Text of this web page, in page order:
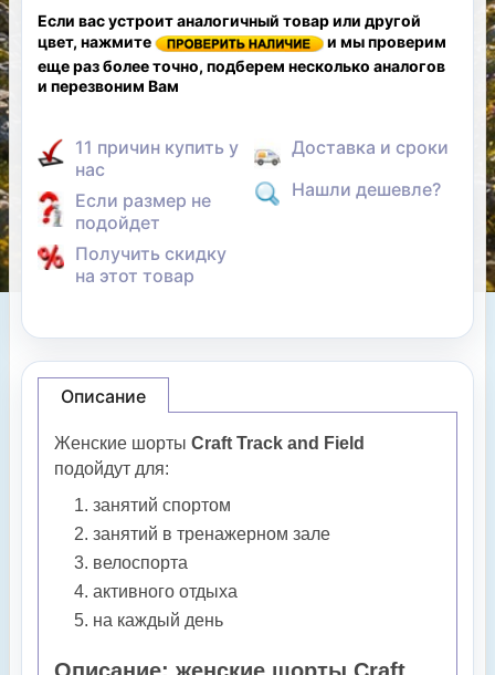
Если вас устроит аналогичный товар или другой
цвет, нажмите
и мы проверим
еще раз более точно, подберем несколько аналогов
и перезвоним Вам
11 причин купить у
нас
Если размер не
подойдет
Получить скидку
на этот товар
Доставка и сроки
Нашли дешевле?
Описание
Женские шорты Craft Track and Field
подойдут для:
занятий спортом
занятий в тренажерном зале
велоспорта
активного отдыха
на каждый день